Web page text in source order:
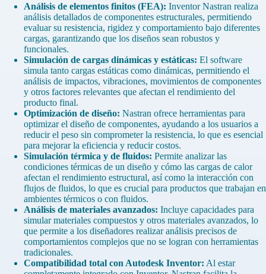
Análisis de elementos finitos (FEA): Inventor Nastran realiza
análisis detallados de componentes estructurales, permitiendo
evaluar su resistencia, rigidez y comportamiento bajo diferentes
cargas, garantizando que los diseños sean robustos y
funcionales.
Simulación de cargas dinámicas y estáticas: El software
simula tanto cargas estáticas como dinámicas, permitiendo el
análisis de impactos, vibraciones, movimientos de componentes
y otros factores relevantes que afectan el rendimiento del
producto final.
Optimización de diseño: Nastran ofrece herramientas para
optimizar el diseño de componentes, ayudando a los usuarios a
reducir el peso sin comprometer la resistencia, lo que es esencial
para mejorar la eficiencia y reducir costos.
Simulación térmica y de fluidos: Permite analizar las
condiciones térmicas de un diseño y cómo las cargas de calor
afectan el rendimiento estructural, así como la interacción con
flujos de fluidos, lo que es crucial para productos que trabajan en
ambientes térmicos o con fluidos.
Análisis de materiales avanzados: Incluye capacidades para
simular materiales compuestos y otros materiales avanzados, lo
que permite a los diseñadores realizar análisis precisos de
comportamientos complejos que no se logran con herramientas
tradicionales.
Compatibilidad total con Autodesk Inventor: Al estar